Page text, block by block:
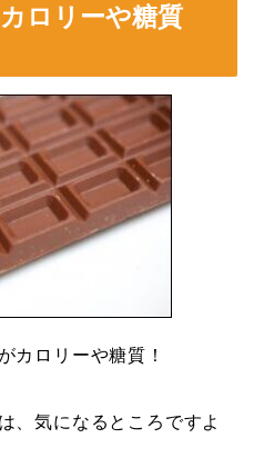
ロリーや糖質
カロリーや糖質！
、気になるところですよ